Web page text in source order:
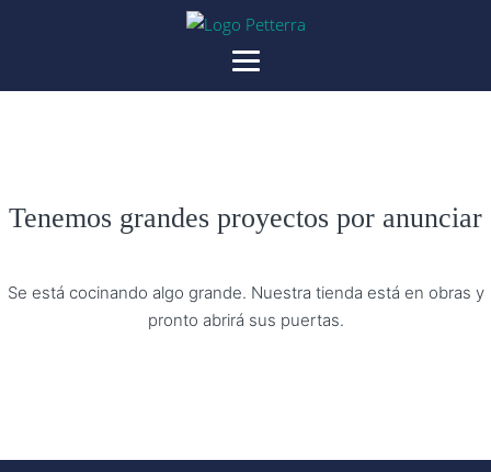
Tenemos grandes proyectos por anunciar
Se está cocinando algo grande. Nuestra tienda está en obras y
pronto abrirá sus puertas.